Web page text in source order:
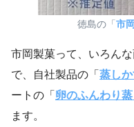
徳島の「市
市岡製菓って、いろん
で、自社製品の「 蒸し
ートの「 卵のふんわり
ます。